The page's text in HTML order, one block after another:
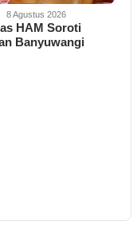
8 Agustus 2026
HAM Soroti
Banyuwangi